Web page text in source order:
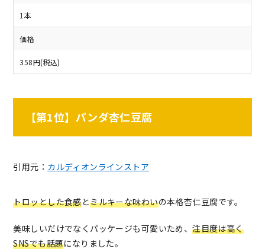
1本
価格
358円(税込)
【第1位】パンダ杏仁豆腐
引用元： カルディオンラインストア
トロッとした食感とミルキーな味わいの本格杏仁豆腐です。
美味しいだけでなくパッケージも可愛いため、注目度は高く
SNSでも話題になりました。